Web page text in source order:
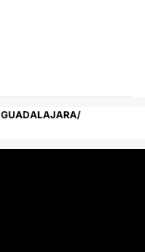
GUADALAJARA